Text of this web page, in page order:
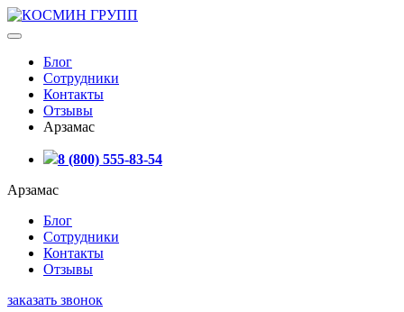
Блог
Сотрудники
Контакты
Отзывы
Арзамас
8 (800) 555-83-54
Арзамас
Блог
Сотрудники
Контакты
Отзывы
заказать звонок